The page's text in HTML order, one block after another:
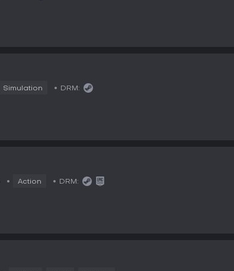
Simulation DRM:
Action DRM: